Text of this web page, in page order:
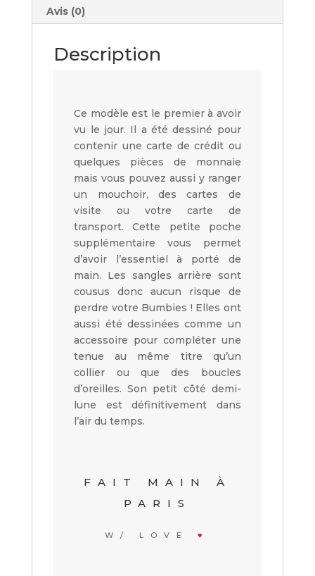
Avis (0)
Description
Ce modèle est le premier à avoir
vu le jour. Il a été dessiné pour
contenir une carte de crédit ou
quelques pièces de monnaie
mais vous pouvez aussi y ranger
un mouchoir, des cartes de
visite ou votre carte de
transport. Cette petite poche
supplémentaire vous permet
d’avoir l’essentiel à porté de
main. Les sangles arrière sont
cousus donc aucun risque de
perdre votre Bumbies ! Elles ont
aussi été dessinées comme un
accessoire pour compléter une
tenue au même titre qu’un
collier ou que des boucles
d’oreilles. Son petit côté demi-
lune est définitivement dans
l’air du temps.
FAIT MAIN À
PARIS
W/ LOVE♥